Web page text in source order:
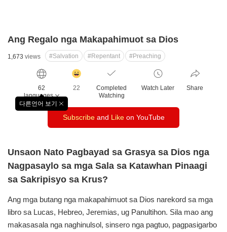
Ang Regalo nga Makapahimuot sa Dios
1,673 views #Salvation #Repentant #Preaching
62
languages
다른언어 보기
창
닫
기
수
22
Completed
Watching
Watch Later Share
Subscribeand Likeon YouTube
Unsaon Nato Pagbayad sa Grasya sa Dios nga
Nagpasaylo sa mga Sala sa Katawhan Pinaagi
sa Sakripisyo sa Krus?
Ang mga butang nga makapahimuot sa Dios narekord sa mga
libro sa Lucas, Hebreo, Jeremias, ug Panultihon. Sila mao ang
makasasala nga naghinulsol, sinsero nga pagtuo, pagpasigarbo